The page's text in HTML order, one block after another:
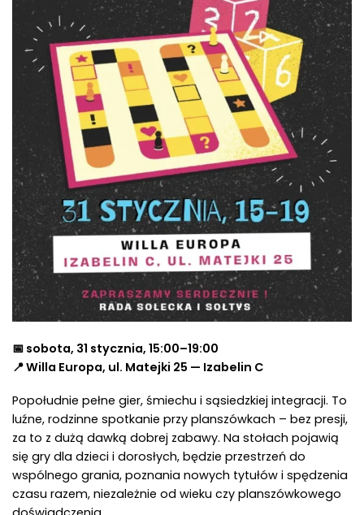
📅 sobota, 31 stycznia, 15:00–19:00
📍 Willa Europa, ul. Matejki 25 — Izabelin C
Popołudnie pełne gier, śmiechu i sąsiedzkiej integracji. To
luźne, rodzinne spotkanie przy planszówkach – bez presji,
za to z dużą dawką dobrej zabawy. Na stołach pojawią
się gry dla dzieci i dorosłych, będzie przestrzeń do
wspólnego grania, poznania nowych tytułów i spędzenia
czasu razem, niezależnie od wieku czy planszówkowego